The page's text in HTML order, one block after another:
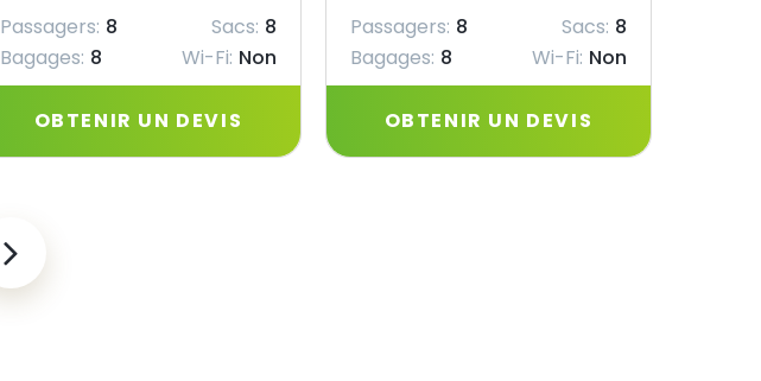
Passagers: 8 Sacs: 8
Bagages: 8 Wi-Fi: Non
OBTENIR UN DEVIS
Passagers: 8 Sacs: 8
Bagages: 8 Wi-Fi: Non
OBTENIR UN DEVIS